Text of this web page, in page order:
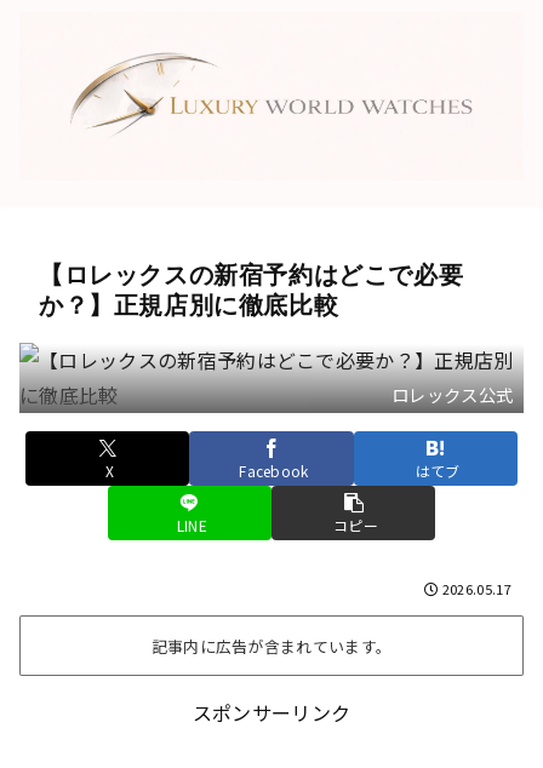
【ロレックスの新宿予約はどこで必要
か？】正規店別に徹底比較
ロレックス公式
X Facebook はてブ
LINE コピー
2026.05.17
記事内に広告が含まれています。
スポンサーリンク